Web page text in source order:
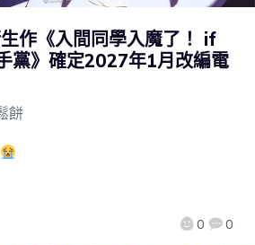
作《入間同學入魔了！ if
黨》確定2027年1月改編電
餅
0 0